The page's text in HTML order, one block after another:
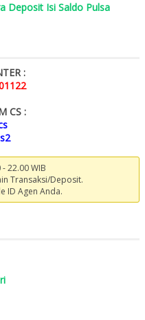
Deposit Isi Saldo Pulsa
:
CS :
- 22.00 WIB
Transaksi/Deposit.
ID Agen Anda.